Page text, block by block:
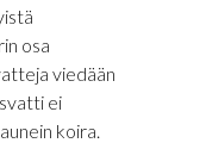
osa
viedään
ei
koira.